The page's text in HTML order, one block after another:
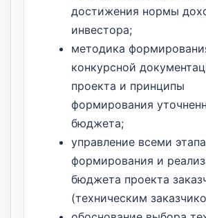
достижения нормы
инвестора;
методика
конкурсной
проекта и принципы
формирования
бюджета;
управление всеми
формирования и
бюджета проекта
(техническим